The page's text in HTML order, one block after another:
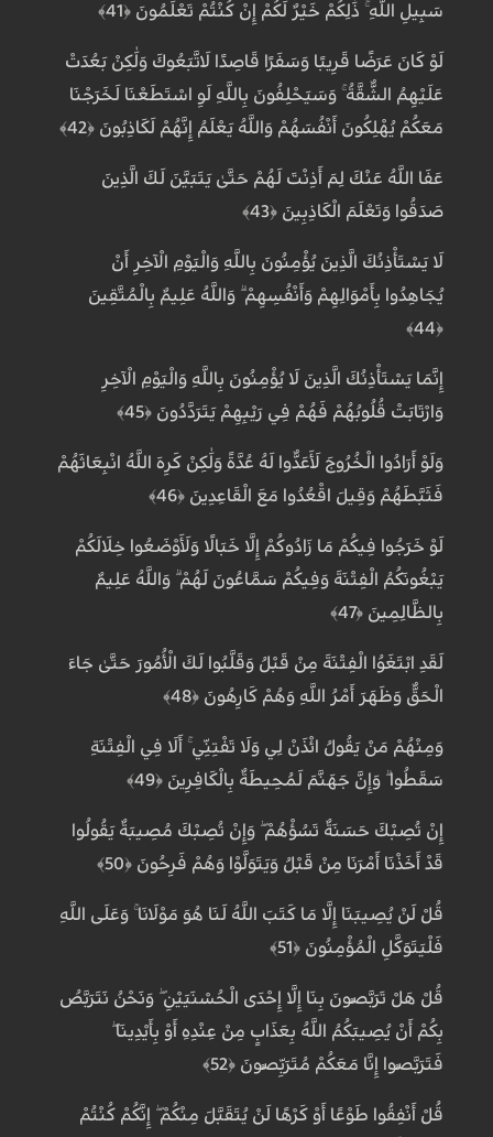
سَبِيلِ اللَّهِ ۚ ذَٰلِكُمْ خَيْرٌ لَكُمْ إِنْ كُنْتُمْ تَعْلَمُونَ ﴿41﴾
لَوْ كَانَ عَرَضًا قَرِيبًا وَسَفَرًا قَاصِدًا لَاتَّبَعُوكَ وَلَٰكِنْ بَعُدَتْ
عَلَيْهِمُ الشُّقَّةُ ۚ وَسَيَحْلِفُونَ بِاللَّهِ لَوِ اسْتَطَعْنَا لَخَرَجْنَا
مَعَكُمْ يُهْلِكُونَ أَنْفُسَهُمْ وَاللَّهُ يَعْلَمُ إِنَّهُمْ لَكَاذِبُونَ ﴿42﴾
عَفَا اللَّهُ عَنْكَ لِمَ أَذِنْتَ لَهُمْ حَتَّىٰ يَتَبَيَّنَ لَكَ الَّذِينَ
صَدَقُوا وَتَعْلَمَ الْكَاذِبِينَ ﴿43﴾
لَا يَسْتَأْذِنُكَ الَّذِينَ يُؤْمِنُونَ بِاللَّهِ وَالْيَوْمِ الْآخِرِ أَنْ
يُجَاهِدُوا بِأَمْوَالِهِمْ وَأَنْفُسِهِمْ ۗ وَاللَّهُ عَلِيمٌ بِالْمُتَّقِينَ
﴿44﴾
إِنَّمَا يَسْتَأْذِنُكَ الَّذِينَ لَا يُؤْمِنُونَ بِاللَّهِ وَالْيَوْمِ الْآخِرِ
وَارْتَابَتْ قُلُوبُهُمْ فَهُمْ فِي رَيْبِهِمْ يَتَرَدَّدُونَ ﴿45﴾
وَلَوْ أَرَادُوا الْخُرُوجَ لَأَعَدُّوا لَهُ عُدَّةً وَلَٰكِنْ كَرِهَ اللَّهُ انْبِعَاثَهُمْ
فَثَبَّطَهُمْ وَقِيلَ اقْعُدُوا مَعَ الْقَاعِدِينَ ﴿46﴾
لَوْ خَرَجُوا فِيكُمْ مَا زَادُوكُمْ إِلَّا خَبَالًا وَلَأَوْضَعُوا خِلَالَكُمْ
يَبْغُونَكُمُ الْفِتْنَةَ وَفِيكُمْ سَمَّاعُونَ لَهُمْ ۗ وَاللَّهُ عَلِيمٌ
بِالظَّالِمِينَ ﴿47﴾
لَقَدِ ابْتَغَوُا الْفِتْنَةَ مِنْ قَبْلُ وَقَلَّبُوا لَكَ الْأُمُورَ حَتَّىٰ جَاءَ
الْحَقُّ وَظَهَرَ أَمْرُ اللَّهِ وَهُمْ كَارِهُونَ ﴿48﴾
وَمِنْهُمْ مَنْ يَقُولُ ائْذَنْ لِي وَلَا تَفْتِنِّي ۚ أَلَا فِي الْفِتْنَةِ
سَقَطُوا ۗ وَإِنَّ جَهَنَّمَ لَمُحِيطَةٌ بِالْكَافِرِينَ ﴿49﴾
إِنْ تُصِبْكَ حَسَنَةٌ تَسُؤْهُمْ ۖ وَإِنْ تُصِبْكَ مُصِيبَةٌ يَقُولُوا
قَدْ أَخَذْنَا أَمْرَنَا مِنْ قَبْلُ وَيَتَوَلَّوْا وَهُمْ فَرِحُونَ ﴿50﴾
قُلْ لَنْ يُصِيبَنَا إِلَّا مَا كَتَبَ اللَّهُ لَنَا هُوَ مَوْلَانَا ۚ وَعَلَى اللَّهِ
فَلْيَتَوَكَّلِ الْمُؤْمِنُونَ ﴿51﴾
قُلْ هَلْ تَرَبَّصُونَ بِنَا إِلَّا إِحْدَى الْحُسْنَيَيْنِ ۖ وَنَحْنُ نَتَرَبَّصُ
بِكُمْ أَنْ يُصِيبَكُمُ اللَّهُ بِعَذَابٍ مِنْ عِنْدِهِ أَوْ بِأَيْدِينَا ۖ
فَتَرَبَّصُوا إِنَّا مَعَكُمْ مُتَرَبِّصُونَ ﴿52﴾
قُلْ أَنْفِقُوا طَوْعًا أَوْ كَرْهًا لَنْ يُتَقَبَّلَ مِنْكُمْ ۖ إِنَّكُمْ كُنْتُمْ